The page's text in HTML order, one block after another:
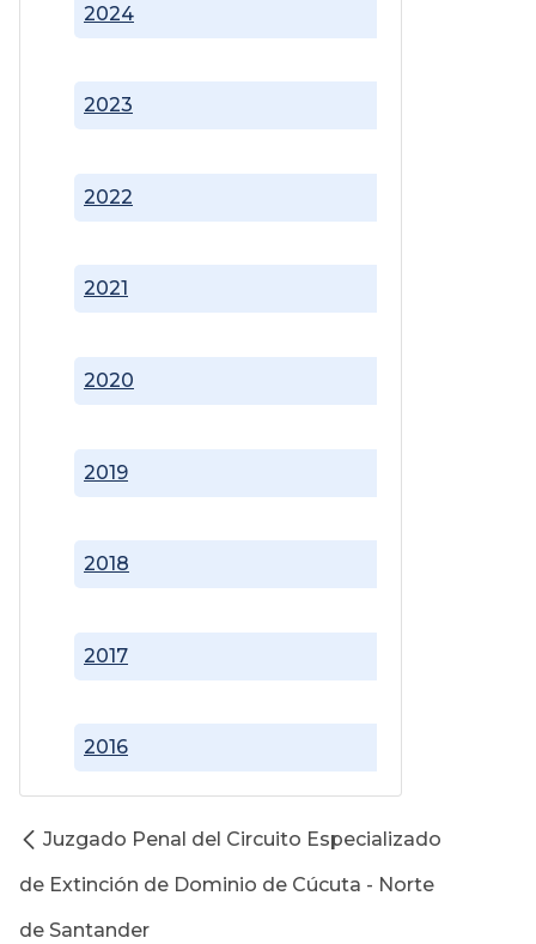
2016
2017
2018
2019
2020
2021
2022
2023
2024
Juzgado Penal del Circuito Especializado
de Extinción de Dominio de Cúcuta - Norte
de Santander